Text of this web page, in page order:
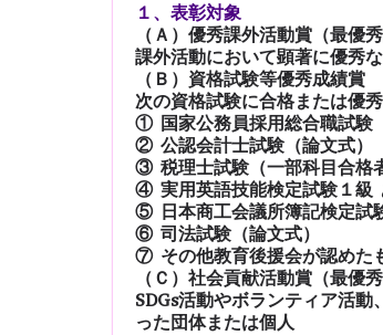
１、表彰対象
（Ａ）優秀課外活動賞（最優
課外活動において顕著に優秀
（Ｂ）資格試験等優秀成績賞
次の資格試験に合格または優
① 国家公務員採用総合職試験
② 公認会計士試験（論文式）
③ 税理士試験（一部科目合格
④ 実用英語技能検定試験１級
⑤ 日本商工会議所簿記検定試
⑥ 司法試験（論文式）
⑦ その他教育後援会が認めた
（Ｃ）社会貢献活動賞（最優
SDGs活動やボランティア活
った団体または個人